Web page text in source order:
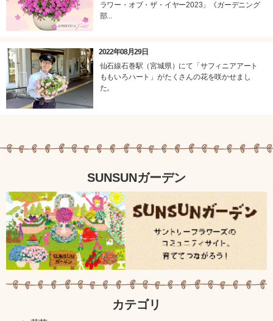
ラワー・オブ・ザ・イヤー2023」《ガーデニング
部...
2022年08月29日
仙石線石巻駅（宮城県）にて「サフィニアアート
ももいろハート」がたくさんの花を咲かせまし
た。
SUNSUNガーデン
カテゴリ